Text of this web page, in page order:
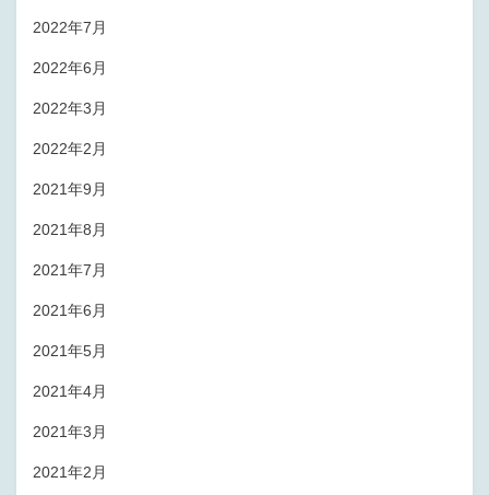
2022年7月
2022年6月
2022年3月
2022年2月
2021年9月
2021年8月
2021年7月
2021年6月
2021年5月
2021年4月
2021年3月
2021年2月